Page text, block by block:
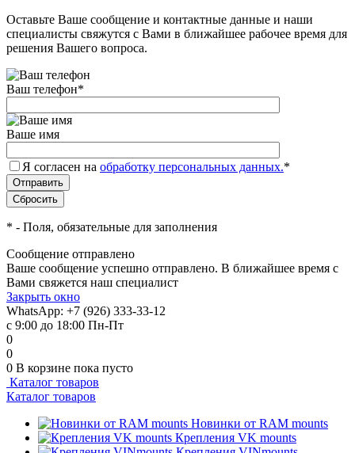
Оставьте Ваше сообщение и контактные данные и наши
специалисты свяжутся с Вами в ближайшее рабочее время для
решения Вашего вопроса.
Ваш телефон*
Ваше имя
Я согласен на обработку персональных данных.*
* - Поля, обязательные для заполнения
Сообщение отправлено
Ваше сообщение успешно отправлено. В ближайшее время с
Вами свяжется наш специалист
Закрыть окно
WhatsApp: +7 (926) 333-33-12
с 9:00 до 18:00 Пн-Пт
0
0
0 В корзине пока пусто
Каталог товаров
Каталог товаров
Новинки от RAM mounts
Крепления VK mounts